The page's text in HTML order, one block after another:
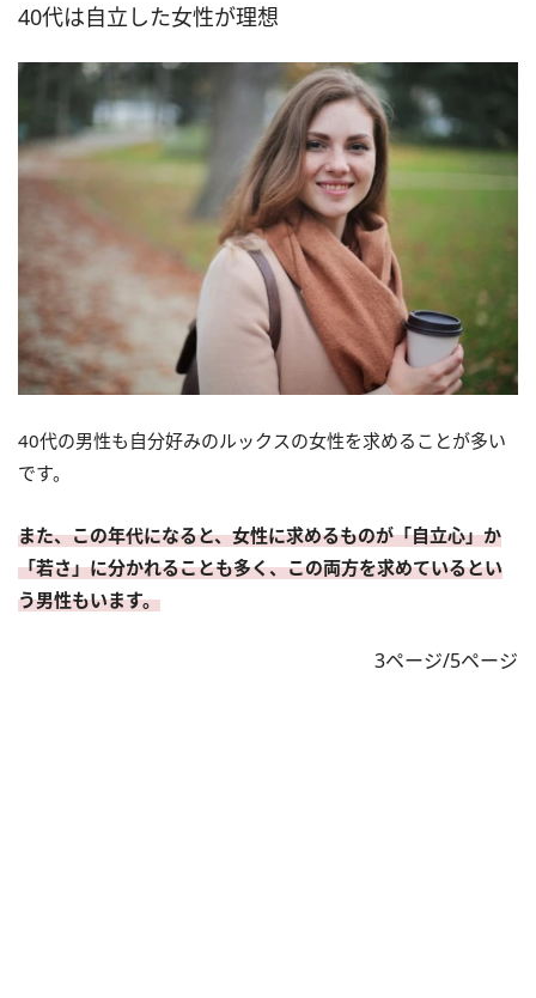
40代は自立した女性が理想
40代の男性も自分好みのルックスの女性を求めることが多い
です。
また、この年代になると、女性に求めるものが「自立心」か
「若さ」に分かれることも多く、この両方を求めているとい
う男性もいます。
3ページ/5ページ